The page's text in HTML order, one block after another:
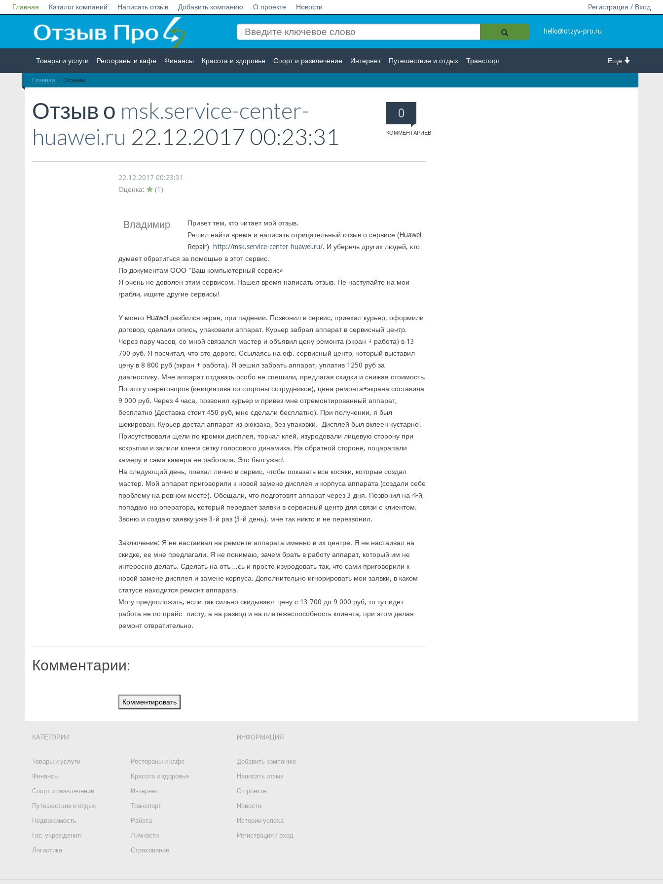
Главная Каталог компаний Написать отзыв Добавить компанию О проекте Новости Регистрация / Вход
hello@otzyv-pro.ru
Еще
Товары и услуги Рестораны и кафе Финансы Красота и здоровье Спорт и развлечение Интернет Путешествие и отдых Транспорт
Недвижимость
Главная Отзывы
0
КОММЕНТАРИЕВ
Отзыв о msk.service-center-
huawei.ru 22.12.2017 00:23:31
22.12.2017 00:23:31
Оценка:
(1 )
Владимир
Привет тем, кто читает мой отзыв.
Решил найти время и написать отрицательный отзыв о сервисе (Huawei
Repair)
http://msk.service-center-huawei.ru/. И уберечь других людей, кто
думает обратиться за помощью в этот сервис.
По документам ООО "Ваш компьютерный сервис»
Я очень не доволен этим сервисом. Нашел время написать отзыв. Не наступайте на мои
грабли, ищите другие сервисы!
У моего Huawei разбился экран, при падении. Позвонил в сервис, приехал курьер, оформили
договор, сделали опись, упаковали аппарат. Курьер забрал аппарат в сервисный центр.
Через пару часов, со мной связался мастер и объявил цену ремонта (экран + работа) в 13
700 руб. Я посчитал, что это дорого. Ссылаясь на оф. сервисный центр, который выставил
цену в 8 800 руб (экран + работа). Я решил забрать аппарат, уплатив 1250 руб за
диагностику. Мне аппарат отдавать особо не спешили, предлагая скидки и снижая стоимость.
По итогу переговоров (инициатива со стороны сотрудников), цена ремонта+экрана составила
9 000 руб. Через 4 часа, позвонил курьер и привез мне отремонтированный аппарат,
бесплатно (Доставка стоит 450 руб, мне сделали бесплатно). При получении, я был
шокирован. Курьер достал аппарат из рюкзака, без упаковки. Дисплей был вклеен кустарно!
Присутствовали щели по кромки дисплея, торчал клей, изуродовали лицевую сторону при
вскрытии и залили клеем сетку голосового динамика. На обратной стороне, поцарапали
камеру и сама камера не работала. Это был ужас!
На следующий день, поехал лично в сервис, чтобы показать все косяки, которые создал
мастер. Мой аппарат приговорили к новой замене дисплея и корпуса аппарата (создали себе
проблему на ровном месте). Обещали, что подготовят аппарат через 3 дня. Позвонил на 4-й,
попадаю на оператора, который передает заявки в сервисный центр для связи с клиентом.
Звоню и создаю заявку уже 3-й раз (3-й день), мне так никто и не перезвонил.
Заключение: Я не настаивал на ремонте аппарата именно в их центре. Я не настаивал на
скидке, ее мне предлагали. Я не понимаю, зачем брать в работу аппарат, который им не
интересно делать. Сделать на отъ…сь и просто изуродовать так, что сами приговорили к
новой замене дисплея и замене корпуса. Дополнительно игнорировать мои заявки, в каком
статусе находится ремонт аппарата.
Могу предположить, если так сильно скидывают цену с 13 700 до 9 000 руб, то тут идет
работа не по прайс- листу, а на развод и на платежеспособность клиента, при этом делая
ремонт отвратительно.
Комментарии:
Комментировать
КАТЕГОРИИ
Товары и услуги
Рестораны и кафе
Финансы
Красота и здоровье
Спорт и развлечение
Интернет
Путешествие и отдых
Транспорт
Недвижимость
Работа
Гос. учреждения
Личности
Логистика
Страхование
ИНФОРМАЦИЯ
Добавить компанию
Написать отзыв
О проекте
Новости
Истории успеха
Регистрация / вход